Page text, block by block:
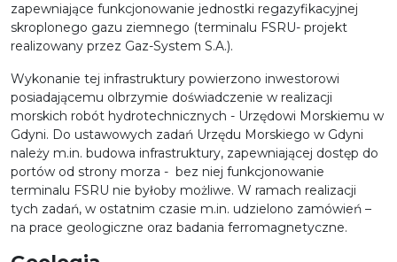
zapewniające funkcjonowanie jednostki regazyfikacyjnej
skroplonego gazu ziemnego (terminalu FSRU- projekt
realizowany przez Gaz-System S.A.).
Wykonanie tej infrastruktury powierzono inwestorowi
posiadającemu olbrzymie doświadczenie w realizacji
morskich robót hydrotechnicznych - Urzędowi Morskiemu w
Gdyni. Do ustawowych zadań Urzędu Morskiego w Gdyni
należy m.in. budowa infrastruktury, zapewniającej dostęp do
portów od strony morza - bez niej funkcjonowanie
terminalu FSRU nie byłoby możliwe. W ramach realizacji
tych zadań, w ostatnim czasie m.in. udzielono zamówień –
na prace geologiczne oraz badania ferromagnetyczne.